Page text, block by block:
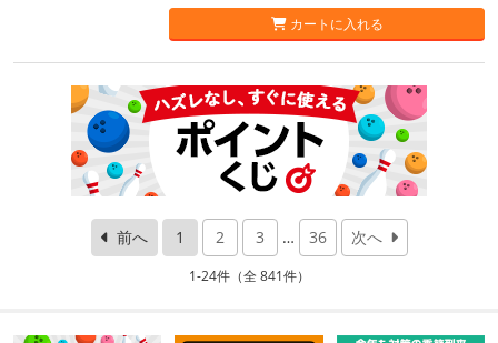
カートに入れる
前へ 1 2 3 … 36 次へ
1-24件（全 841件）